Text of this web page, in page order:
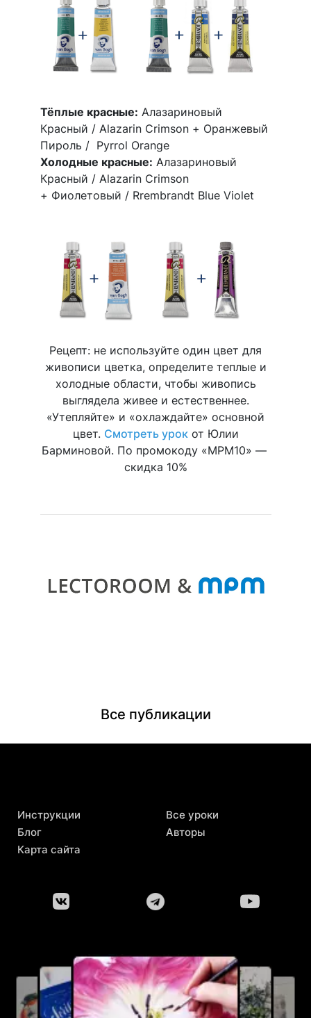
Тёплые красные: Алазариновый
Красный / Alazarin Crimson + Оранжевый
Пироль / Pyrrol Orange
Холодные красные: Алазариновый
Красный / Alazarin Crimson
+ Фиолетовый / Rrembrandt Blue Violet
Рецепт: не используйте один цвет для
живописи цветка, определите теплые и
холодные области, чтобы живопись
выглядела живее и естественнее.
«Утепляйте» и «охлаждайте» основной
цвет. Смотреть урокот Юлии
Барминовой. По промокоду «MPM10» —
скидка 10%
Все публикации
Инструкции
Блог
Карта сайта
Все уроки
Авторы